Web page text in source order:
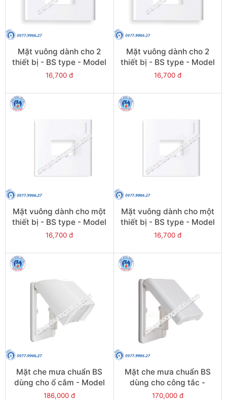
Mặt vuông dành cho 2
thiết bị - BS type - Model
WEB7812W
16,700 đ
Mặt vuông dành cho 2
thiết bị - BS type - Model
WEB7812SW
16,700 đ
Mặt vuông dành cho một
thiết bị - BS type - Model
WEB7811W
16,700 đ
Mặt vuông dành cho một
thiết bị - BS type - Model
WEB7811SW
16,700 đ
Mặt che mưa chuẩn BS
dùng cho ổ cắm - Model
WBC8991W
186,000 đ
Mặt che mưa chuẩn BS
dùng cho công tắc -
Model WBC8981SW
170,000 đ